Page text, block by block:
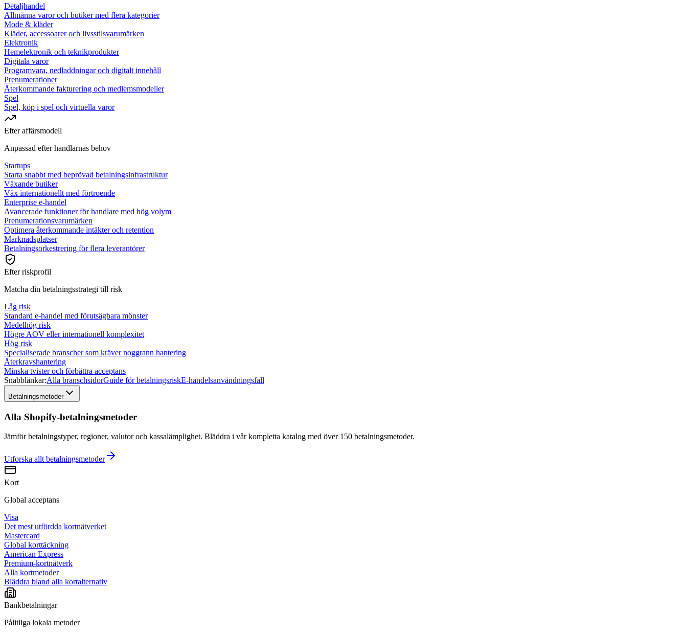
Detaljhandel
Allmänna varor och butiker med flera kategorier
Mode & kläder
Kläder, accessoarer och livsstilsvarumärken
Elektronik
Hemelektronik och teknikprodukter
Digitala varor
Programvara, nedladdningar och digitalt innehåll
Prenumerationer
Återkommande fakturering och medlemsmodeller
Spel
Spel, köp i spel och virtuella varor
Efter affärsmodell
Anpassad efter handlarnas behov
Startups
Starta snabbt med beprövad betalningsinfrastruktur
Växande butiker
Väx internationellt med förtroende
Enterprise e-handel
Avancerade funktioner för handlare med hög volym
Prenumerationsvarumärken
Optimera återkommande intäkter och retention
Marknadsplatser
Betalningsorkestrering för flera leverantörer
Efter riskprofil
Matcha din betalningsstrategi till risk
Låg risk
Standard e-handel med förutsägbara mönster
Medelhög risk
Högre AOV eller internationell komplexitet
Hög risk
Specialiserade branscher som kräver noggrann hantering
Återkravshantering
Minska tvister och förbättra acceptans
Snabblänkar:Alla branschsidorGuide för betalningsriskE-handelsanvändningsfall
Betalningsmetoder
Alla Shopify-betalningsmetoder
Jämför betalningstyper, regioner, valutor och kassalämplighet. Bläddra i vår kompletta katalog med över 150 betalningsmetoder.
Utforska allt betalningsmetoder
Kort
Global acceptans
Visa
Det mest utfördda kortnätverket
Mastercard
Global korttäckning
American Express
Premium-kortnätverk
Alla kortmetoder
Bläddra bland alla kortalternativ
Bankbetalningar
Pålitliga lokala metoder